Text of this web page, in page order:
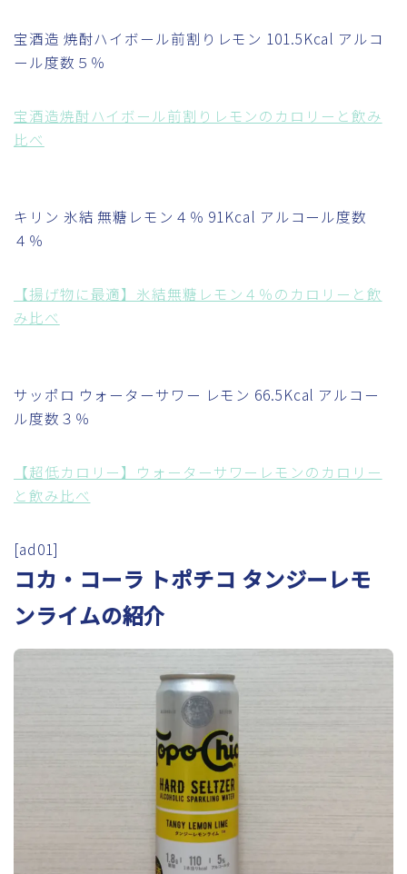
宝酒造 焼酎ハイボール前割りレモン 101.5Kcal アルコ
ール度数５％
宝酒造焼酎ハイボール前割りレモンのカロリーと飲み
比べ
キリン 氷結 無糖レモン４％ 91Kcal アルコール度数
４％
【揚げ物に最適】氷結無糖レモン４％のカロリーと飲
み比べ
サッポロ ウォーターサワー レモン 66.5Kcal アルコー
ル度数３％
【超低カロリー】ウォーターサワーレモンのカロリー
と飲み比べ
[ad01]
コカ・コーラ トポチコ タンジーレモ
ンライムの紹介